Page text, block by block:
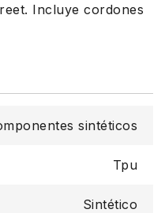
Incluye cordones
sintéticos
Tpu
Sintético